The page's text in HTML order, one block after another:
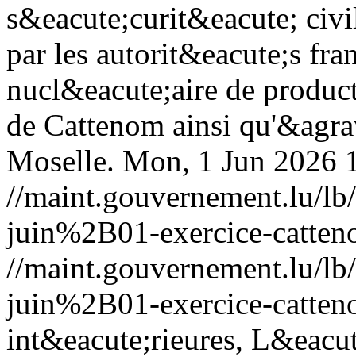
s&eacute;curit&eacute;
par les autorit&eacute;s
nucl&eacute;aire de
de Cattenom ainsi
Moselle. Mon, 1 Jun 2026
//maint.gouvernement.lu/
juin%2B01-exercice-
//maint.gouvernement.lu/
juin%2B01-exercice-
int&eacute;rieures,